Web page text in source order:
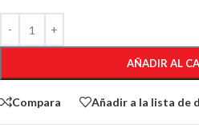
AÑADIR AL
Compara Añadir a la lista de